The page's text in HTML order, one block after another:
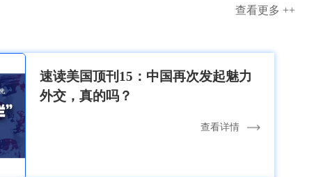
查看更多 ++
速读美国顶刊15：中国再次发起魅力
外交，真的吗？
查看详情